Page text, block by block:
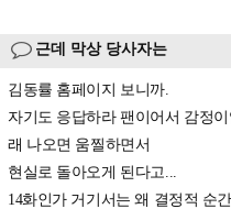
근데 막상 당사자는
김동률 홈페이지 보니까.
자기도 응답하라 팬이어서 감정
래 나오면 움찔하면서
현실로 돌아오게 된다고...
14화인가 거기서는 왜 결정적 순